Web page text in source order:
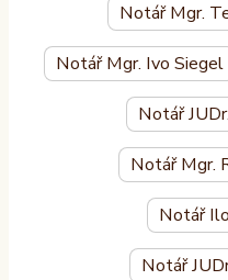
Notář Mgr.
Notář Mgr. Ivo Siegel
Notář
Notář Mgr.
Notář
Notář